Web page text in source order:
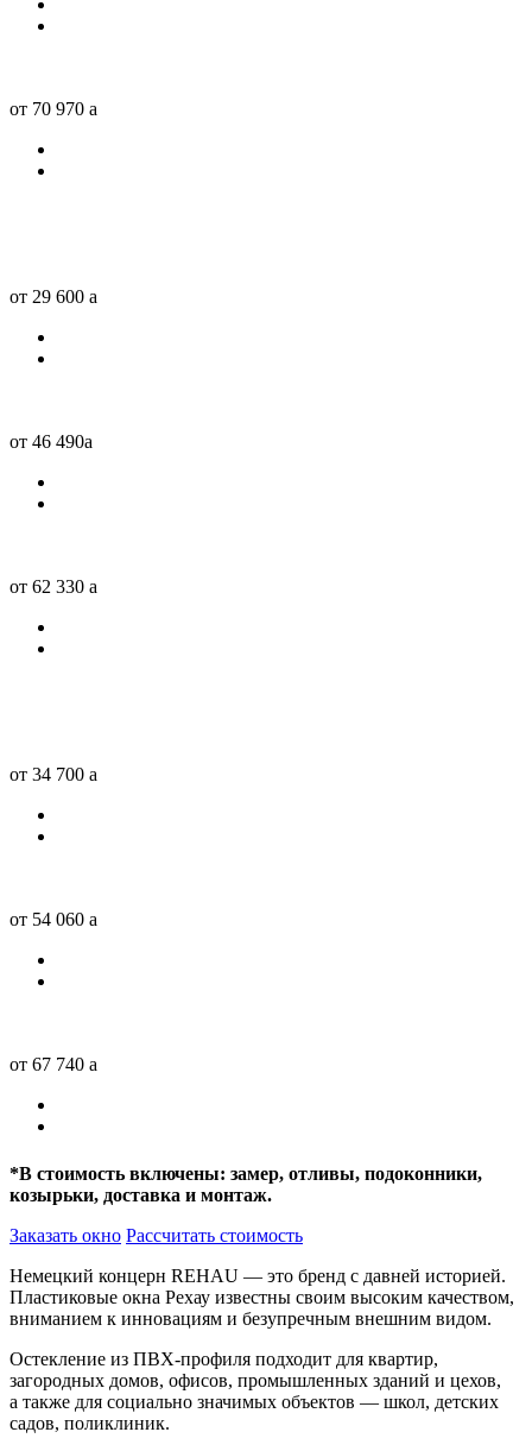
от 70 970 a
от 29 600 a
от 46 490a
от 62 330 a
от 34 700 a
от 54 060 a
от 67 740 a
*В стоимость включены: замер, отливы, подоконники,
козырьки, доставка и монтаж.
Заказать окно Рассчитать стоимость
Немецкий концерн REHAU — это бренд с давней историей.
Пластиковые окна Рехау известны своим высоким качеством,
вниманием к инновациям и безупречным внешним видом.
Остекление из ПВХ-профиля подходит для квартир,
загородных домов, офисов, промышленных зданий и цехов,
а также для социально значимых объектов — школ, детских
садов, поликлиник.